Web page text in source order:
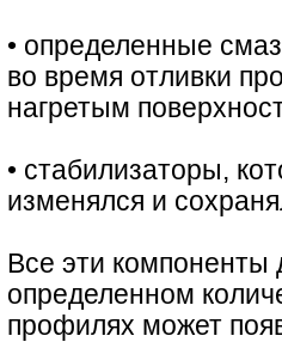
• определенные
во время отливки
нагретым
• стабилизаторы,
изменялся и
Все эти
определенном
профилях может